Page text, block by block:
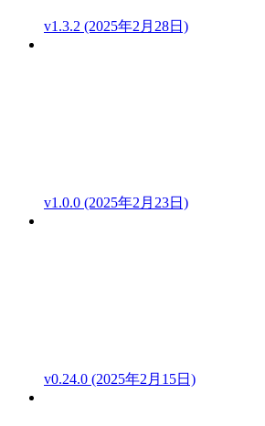
v1.3.2 (2025年2月28日)
v1.0.0 (2025年2月23日)
v0.24.0 (2025年2月15日)